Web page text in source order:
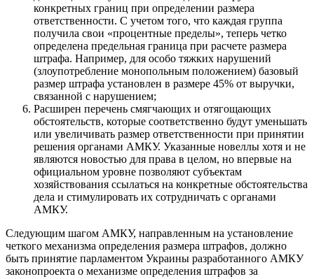
конкретных границ при определении размера
ответственности. С учетом того, что каждая группа
получила свои «процентные пределы», теперь четко
определена предельная граница при расчете размера
штрафа. Например, для особо тяжких нарушений
(злоупотребление монопольным положением) базовый
размер штрафа установлен в размере 45% от выручки,
связанной с нарушением;
Расширен перечень смягчающих и отягощающих
обстоятельств, которые соответственно будут уменьшать
или увеличивать размер ответственности при принятии
решения органами АМКУ. Указанные новеллы хотя и не
являются новостью для права в целом, но впервые на
официальном уровне позволяют субъектам
хозяйствования ссылаться на конкретные обстоятельства
дела и стимулировать их сотрудничать с органами
АМКУ.
Следующим шагом АМКУ, направленным на установление
четкого механизма определения размера штрафов, должно
быть принятие парламентом Украины разработанного АМКУ
законопроекта о механизме определения штрафов за